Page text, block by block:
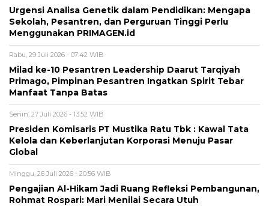
Urgensi Analisa Genetik dalam Pendidikan: Mengapa
Sekolah, Pesantren, dan Perguruan Tinggi Perlu
Menggunakan PRIMAGEN.id
Rabu, 29 Juli 2026 - 07:42 WIB
Milad ke-10 Pesantren Leadership Daarut Tarqiyah
Primago, Pimpinan Pesantren Ingatkan Spirit Tebar
Manfaat Tanpa Batas
Senin, 27 Juli 2026 - 13:52 WIB
Presiden Komisaris PT Mustika Ratu Tbk : Kawal Tata
Kelola dan Keberlanjutan Korporasi Menuju Pasar
Global
Minggu, 26 Juli 2026 - 20:56 WIB
Pengajian Al-Hikam Jadi Ruang Refleksi Pembangunan,
Rohmat Rospari: Mari Menilai Secara Utuh